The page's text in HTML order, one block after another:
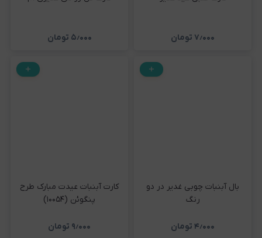
۷٫۰۰۰ تومان ۵٫۰۰۰ تومان
بال آبنبات چوبی غدیر در دو
رنگ
۴٫۰۰۰ تومان
کارت آبنبات عیدت مبارک طرح
پنگوئن (۱۰۰۵۴)
۹٫۰۰۰ تومان